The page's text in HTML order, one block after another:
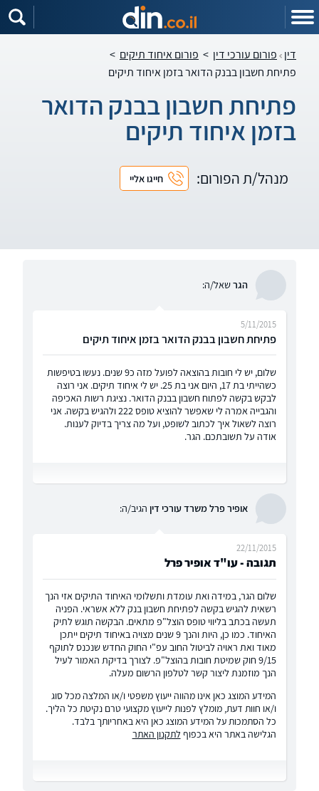
דין פורום עורכי דין > פורום איחוד תיקים >
פתיחת חשבון בבנק הדואר בזמן איחוד תיקים
פתיחת חשבון בבנק הדואר
בזמן איחוד תיקים
מנהל/ת הפורום: חייגו אליי
הגרשאל/ה:
פתיחת חשבון בבנק הדואר בזמן איחוד תיקים
5/11/2015
שלום, יש לי חובות בהוצאה לפועל מזה כ9 שנים. נעשו בטיפשות
כשהייתי בת 17, היום אני בת 25. יש לי איחוד תיקים. אני רוצה
לבקש בקשה לפתוח חשבון בבנק הדואר. נציגת רשות האכיפה
והגבייה אמרה לי שאפשר להוציא טופס 222 ולהגיש בקשה. אני
רוצה לשאול איך לכתוב לשופט, ועל מה צריך בדיוק לענות.
אודה על תשובתכם. הגר.
אופיר פרל משרד עורכי דין הגיב/ה:
תגובה - עו"ד אופיר פרל
22/11/2015
שלום הגר, במידה ואת עומדת ותשלומי האיחוד התיקים אזי הנך
רשאית להגיש בקשה לפתיחת חשבון בנק ללא אשראי. הפניה
תעשה בכתב בליווי טופס הוצל"פ מתאים. הבקשה תוגש לתיק
האיחוד. כמו כן, היות והנך 9 שנים מצויה באיחוד תיקים ייתכן
מאוד ואת ראויה לביטול החוב עפ"י החוק החדש שנכנס לתוקף
9/15 חוק שמיטת חובות בהוצל"פ. לצורך בדיקת האמור לעיל
הנך מוזמנת ליצור קשר לטלפון הרשום מעלה.
המידע המוצג כאן אינו מהווה ייעוץ משפטי ו/או המלצה מכל סוג
ו/או חוות דעת, מומלץ לפנות לייעוץ מקצועי טרם נקיטת כל הליך.
כל הסתמכות על המידע המוצג כאן היא באחריותך בלבד.
הגלישה באתר היא בכפוף לתקנון האתר